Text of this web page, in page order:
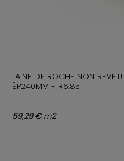
LAINE DE ROCHE NON
ÉP240MM - R6.85
59,29 € m2